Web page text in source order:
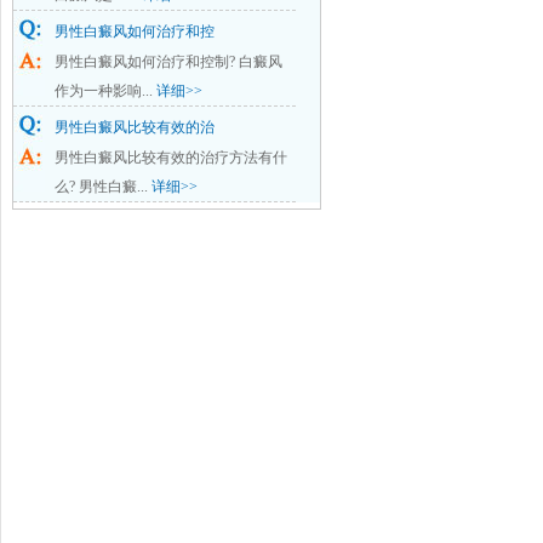
男性白癜风如何治疗和控
男性白癜风如何治疗和控制? 白癜风
作为一种影响... 详细>>
男性白癜风比较有效的治
男性白癜风比较有效的治疗方法有什
么? 男性白癜... 详细>>